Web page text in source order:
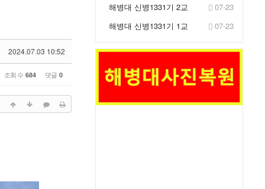
IB...
해병대 신병1331기 2교
생...
07-23
해병대 신병1331기 1교
생...
07-23
2024.07.03 10:52
조회 수 684 댓글 0